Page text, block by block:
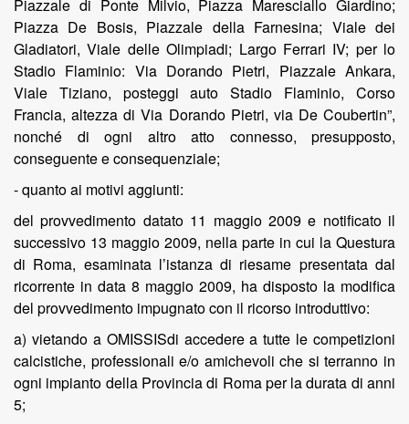
Piazzale di Ponte Milvio, Piazza Maresciallo Giardino;
Piazza De Bosis, Piazzale della Farnesina; Viale dei
Gladiatori, Viale delle Olimpiadi; Largo Ferrari IV; per lo
Stadio Flaminio: Via Dorando Pietri, Piazzale Ankara,
Viale Tiziano, posteggi auto Stadio Flaminio, Corso
Francia, altezza di Via Dorando Pietri, via De Coubertin”,
nonché di ogni altro atto connesso, presupposto,
conseguente e consequenziale;
- quanto ai motivi aggiunti:
del provvedimento datato 11 maggio 2009 e notificato il
successivo 13 maggio 2009, nella parte in cui la Questura
di Roma, esaminata l’istanza di riesame presentata dal
ricorrente in data 8 maggio 2009, ha disposto la modifica
del provvedimento impugnato con il ricorso introduttivo:
a) vietando a OMISSISdi accedere a tutte le competizioni
calcistiche, professionali e/o amichevoli che si terranno in
ogni impianto della Provincia di Roma per la durata di anni
5;